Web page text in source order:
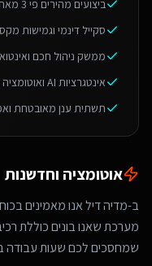
ביצועים מהירים פי 3 מאתרים בשוק
סקייל דינמי וגמישות
ממשק ניהול חכם
אינטגרציות AI ואוטומציה לייעול תהליכים
תשתית ענן מאובטחת
אוטומציה וחדשנות
ב-מדיה דיל אנו מאמינים
מערכת שאנו בונים כוללת
שמחסכים לכם שעות עבודה